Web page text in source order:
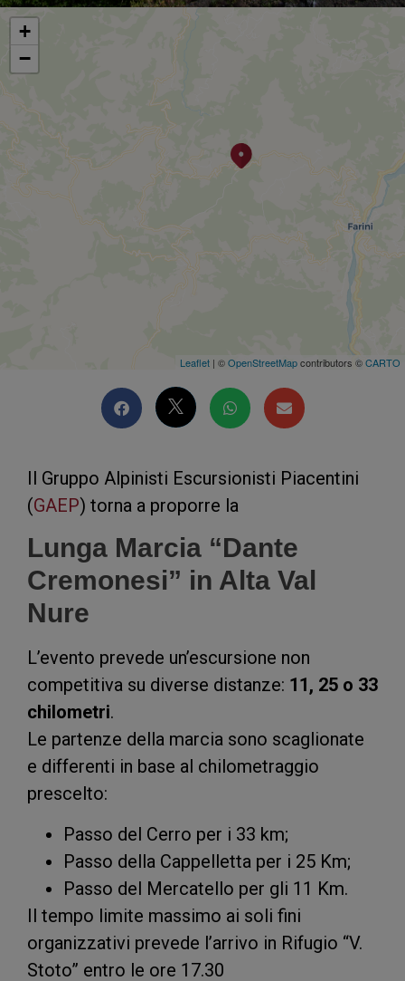
+
−
Leaflet | ©OpenStreetMapcontributors ©CARTO
Il Gruppo Alpinisti Escursionisti Piacentini
(GAEP) torna a proporre la
Lunga Marcia “Dante
Cremonesi” in Alta Val
Nure
L’evento prevede un’escursione non
competitiva su diverse distanze: 11, 25 o 33
chilometri.
Le partenze della marcia sono scaglionate
e differenti in base al chilometraggio
prescelto:
Passo del Cerro per i 33 km;
Passo della Cappelletta per i 25 Km;
Passo del Mercatello per gli 11 Km.
Il tempo limite massimo ai soli fini
organizzativi prevede l’arrivo in Rifugio “V.
Stoto” entro le ore 17.30